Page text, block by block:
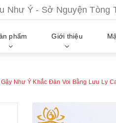
Ý - Sở Nguyện Tòng
phẩm Giới thiệu
Như Ý Khắc Đàn Voi Bằng Lưu Ly